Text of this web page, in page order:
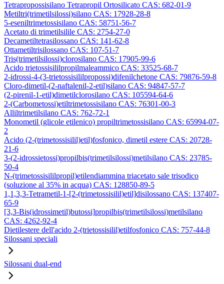
Tetrapropossisilano Tetrapropil Ortosilicato CAS: 682-01-9
Metiltri(trimetilsilossi)silano CAS: 17928-28-8
5-eseniltrimetossisilano CAS: 58751-56-7
Acetato di trimetilsilile CAS: 2754-27-0
Decametiltetrasilossano CAS: 141-62-8
Ottametiltrisilossano CAS: 107-51-7
Tris(trimetilsilossi)clorosilano CAS: 17905-99-6
Acido trietossisililpropilmaleammico CAS: 33525-68-7
2-idrossi-4-(3-trietossisililpropossi)difenilchetone CAS: 79876-59-8
Cloro-dimetil-(2-naftalenil-2-etil)silano CAS: 94847-57-7
(2-pirenil-1-etil)dimetilclorosilano CAS: 105594-64-6
2-(Carbometossi)etiltrimetossisilano CAS: 76301-00-3
Alliltrimetilsilano CAS: 762-72-1
Monometil (glicole etilenico) propiltrimetossisilano CAS: 65994-07-
2
Acido (2-(trimetossisilil)etil)fosfonico, dimetil estere CAS: 20728-
21-6
3-(2-idrossietossi)propilbis(trimetilsilossi)metilsilano CAS: 23785-
50-4
N-(trimetossisililpropil)etilendiammina triacetato sale trisodico
(soluzione al 35% in acqua) CAS: 128850-89-5
1,1,3,3-Tetrametil-1-[2-(trimetossisilil)etil]disilossano CAS: 137407-
65-9
[3,3-Bis(idrossimetil)butossi]propilbis(trimetilsilossi)metilsilano
CAS: 4262-92-4
Dietilestere dell'acido 2-(trietossisilil)etilfosfonico CAS: 757-44-8
Silossani speciali
Silossani dual-end